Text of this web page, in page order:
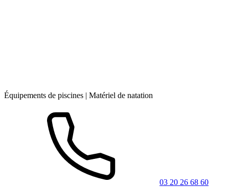
Équipements de piscines | Matériel de natation
03 20 26 68 60